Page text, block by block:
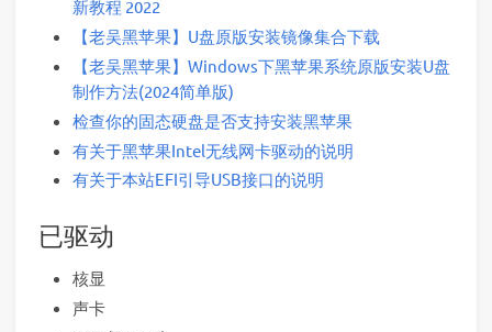
新教程 2022
【老吴黑苹果】U盘原版安装镜像集合下载
【老吴黑苹果】Windows下黑苹果系统原版安装U盘
制作方法(2024简单版)
检查你的固态硬盘是否支持安装黑苹果
有关于黑苹果Intel无线网卡驱动的说明
有关于本站EFI引导USB接口的说明
已驱动
核显
声卡